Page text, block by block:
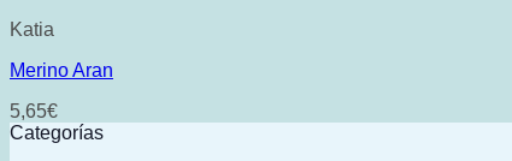
Katia
Merino Aran
5,65€
Categorías